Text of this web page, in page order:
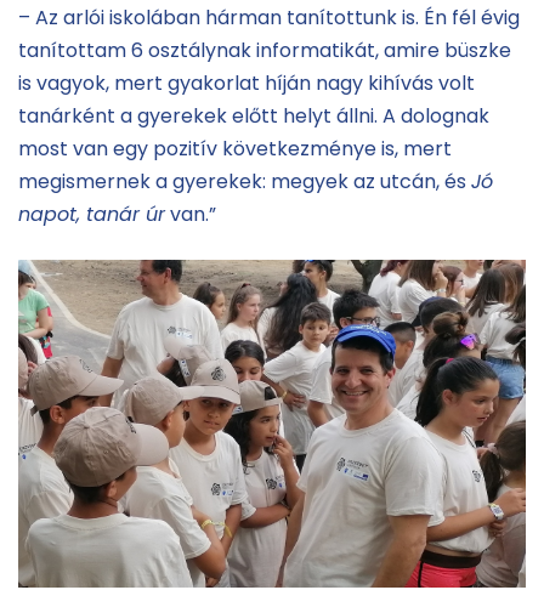
– Az arlói iskolában hárman tanítottunk is. Én fél évig
tanítottam 6 osztálynak informatikát, amire büszke
is vagyok, mert gyakorlat híján nagy kihívás volt
tanárként a gyerekek előtt helyt állni. A dolognak
most van egy pozitív következménye is, mert
megismernek a gyerekek: megyek az utcán, és Jó
napot, tanár úrvan.”